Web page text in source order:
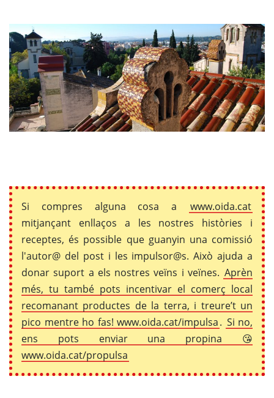
Si compres alguna cosa a www.oida.cat
mitjançant enllaços a les nostres històries i
receptes, és possible que guanyin una comissió
l'autor@ del post i les impulsor@s. Això ajuda a
donar suport a els nostres veïns i veïnes. Aprèn
més, tu també pots incentivar el comerç local
recomanant productes de la terra, i treure’t un
pico mentre ho fas! www.oida.cat/impulsa. Si no,
ens pots enviar una propina 😘
www.oida.cat/propulsa